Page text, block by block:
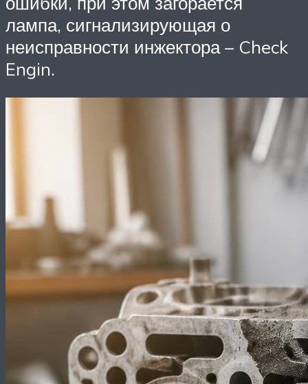
лампа, сигнализирующая о
неисправности инжектора – Check
Engin.